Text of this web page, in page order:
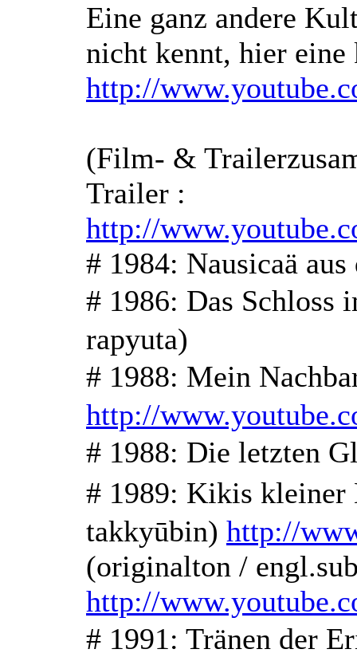
Eine ganz andere
nicht kennt, hier
http://
(Film- &
Trailer :
http://
# 1984: Nausicaä
# 1986: Das
rapyuta)
# 1988: Mein
http://
# 1988: Die letzten
# 1989: Kikis
takkyūbin) http://
(originalton /
http://
# 1991: Tränen der